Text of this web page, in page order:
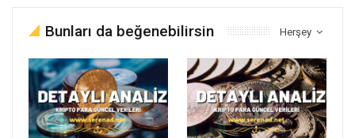
Herşey
Bunları da beğenebilirsin